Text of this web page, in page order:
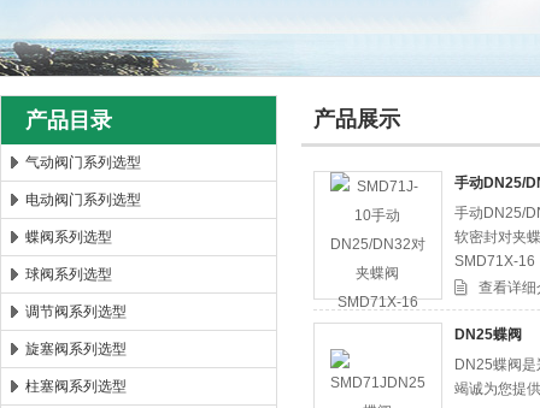
郑州森玛自控阀门有限公司
产品目录
气动阀门系列选型
电动阀门系列选型
蝶阀系列选型
球阀系列选型
调节阀系列选型
旋塞阀系列选型
柱塞阀系列选型
产品展示
手动DN25/
手动DN25/
软密封对夹
SMD71X-16
SMD71X-16
查看详细
DN25蝶阀
DN25蝶阀
竭诚为您提